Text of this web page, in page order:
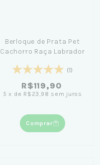
Berloque de Prata Pet
Cachorro Raça Labrador
(1)
R$119,90
5 x de R$23,98 sem juros
Comprar